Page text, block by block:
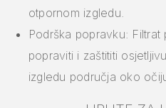
otpornom izgledu.
Podrška popravku:
popraviti i zaštititi
izgledu područja oko